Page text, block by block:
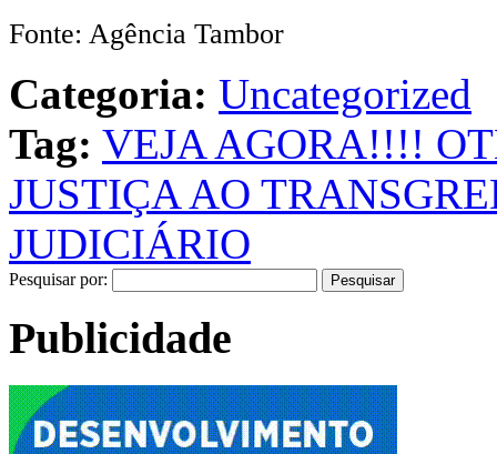
Fonte: Agência Tambor
Categoria: Uncategorized
Tag: VEJA AGORA!!!!
JUSTIÇA AO
JUDICIÁRIO
Pesquisar por:
Publicidade